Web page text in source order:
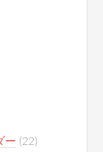
ー (22)